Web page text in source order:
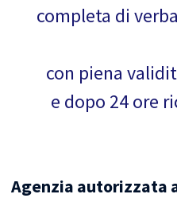
completa di
con piena
e dopo 24 ore
Agenzia autorizzata